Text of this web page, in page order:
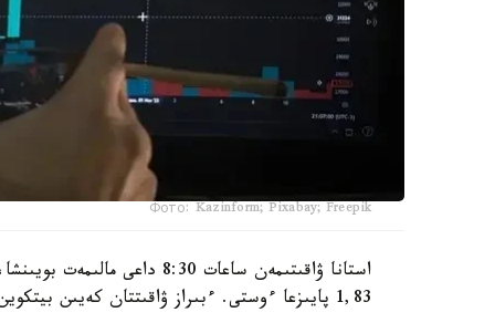
Фото: Kazinform; Pixabay; Freepik
1,83 پايىزعا ءوستى. ءبىراز ۋاقىتتان كەيىن بيتكوين باعاسى العاش رەت تاريحتا 120 مىڭ دوللاردان استى.